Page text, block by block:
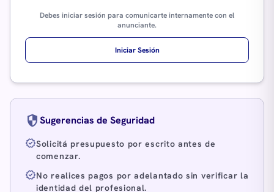
Debes iniciar sesión para comunicarte internamente con el
anunciante.
Iniciar Sesión
securitySugerencias de Seguridad
verifiedSolicitá presupuesto por escrito antes de
comenzar.
verifiedNo realices pagos por adelantado sin verificar la
identidad del profesional.